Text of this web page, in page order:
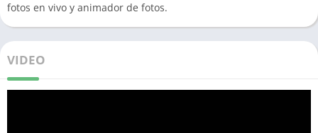
fotos en vivo y animador de fotos.
VIDEO